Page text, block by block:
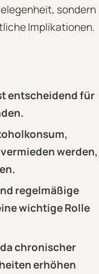
sondern
Implikationen.
entscheidend für
werden,
regelmäßige
wichtige Rolle
chronischer
erhöhen